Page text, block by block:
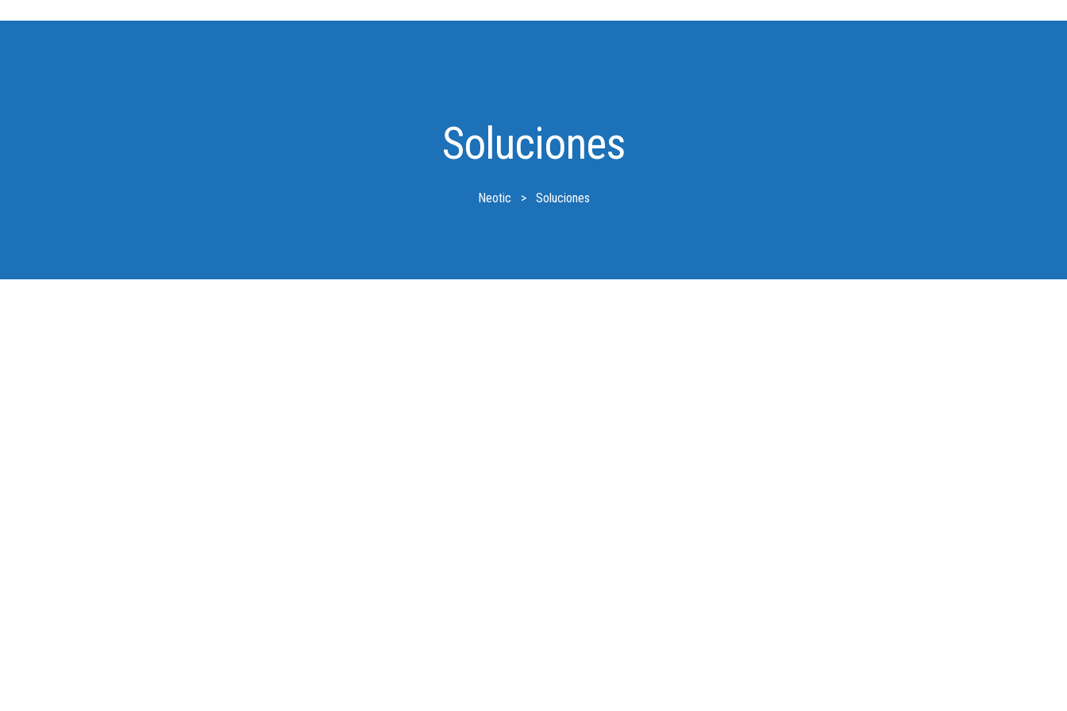
Soluciones
Neotic > Soluciones